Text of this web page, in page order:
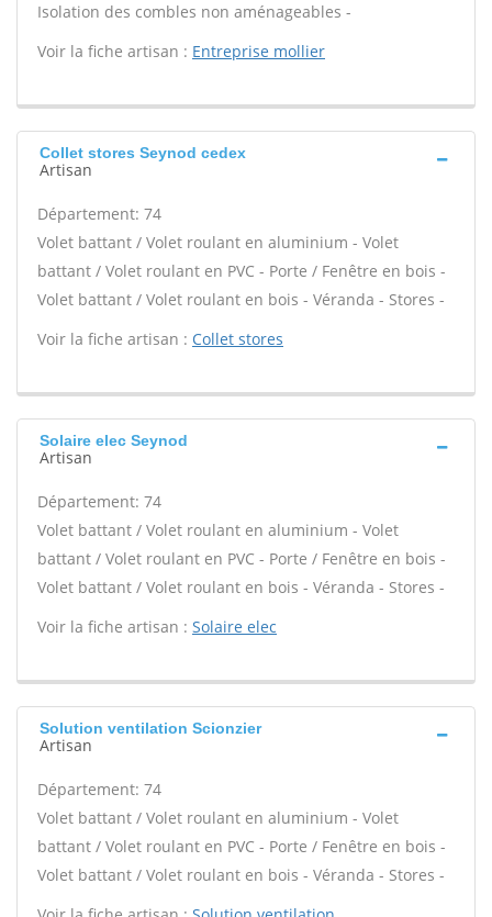
Isolation des combles non aménageables -
Voir la fiche artisan : Entreprise mollier
Collet stores Seynod cedex
Artisan
Département: 74
Volet battant / Volet roulant en aluminium - Volet
battant / Volet roulant en PVC - Porte / Fenêtre en bois -
Volet battant / Volet roulant en bois - Véranda - Stores -
Voir la fiche artisan : Collet stores
Solaire elec Seynod
Artisan
Département: 74
Volet battant / Volet roulant en aluminium - Volet
battant / Volet roulant en PVC - Porte / Fenêtre en bois -
Volet battant / Volet roulant en bois - Véranda - Stores -
Voir la fiche artisan : Solaire elec
Solution ventilation Scionzier
Artisan
Département: 74
Volet battant / Volet roulant en aluminium - Volet
battant / Volet roulant en PVC - Porte / Fenêtre en bois -
Volet battant / Volet roulant en bois - Véranda - Stores -